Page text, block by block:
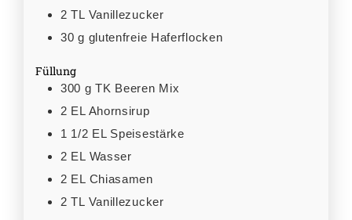
2 TL Vanillezucker
30 g glutenfreie Haferflocken
Füllung
300 g TK Beeren Mix
2 EL Ahornsirup
1 1/2 EL Speisestärke
2 EL Wasser
2 EL Chiasamen
2 TL Vanillezucker